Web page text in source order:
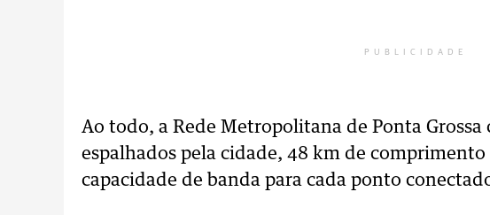
PUBLICIDADE
Ao todo, a Rede Metropolitana de Ponta Grossa
espalhados pela cidade, 48 km de comprimento
capacidade de banda para cada ponto